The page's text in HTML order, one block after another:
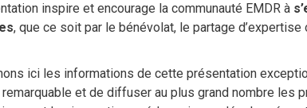
inspire et encourage la communauté EMDR à
, que ce soit par le bénévolat, le partage
ici les informations de cette présentation
et de diffuser au plus grand nombre les